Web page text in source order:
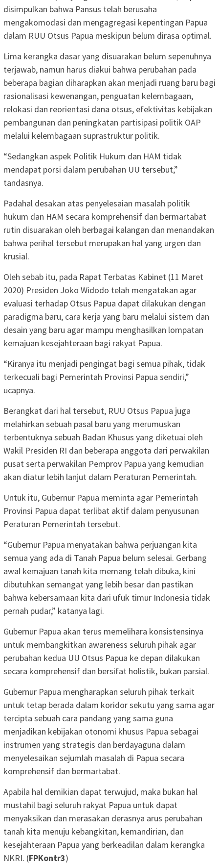
disimpulkan bahwa Pansus telah berusaha
mengakomodasi dan mengagregasi kepentingan Papua
dalam RUU Otsus Papua meskipun belum dirasa optimal.
Lima kerangka dasar yang disuarakan belum sepenuhnya
terjawab, namun harus diakui bahwa perubahan pada
beberapa bagian diharapkan akan menjadi ruang baru bagi
rasionalisasi kewenangan, penguatan kelembagaan,
relokasi dan reorientasi dana otsus, efektivitas kebijakan
pembangunan dan peningkatan partisipasi politik OAP
melalui kelembagaan suprastruktur politik.
“Sedangkan aspek Politik Hukum dan HAM tidak
mendapat porsi dalam perubahan UU tersebut,”
tandasnya.
Padahal desakan atas penyelesaian masalah politik
hukum dan HAM secara komprehensif dan bermartabat
rutin disuarakan oleh berbagai kalangan dan menandakan
bahwa perihal tersebut merupakan hal yang urgen dan
krusial.
Oleh sebab itu, pada Rapat Terbatas Kabinet (11 Maret
2020) Presiden Joko Widodo telah mengatakan agar
evaluasi terhadap Otsus Papua dapat dilakukan dengan
paradigma baru, cara kerja yang baru melalui sistem dan
desain yang baru agar mampu menghasilkan lompatan
kemajuan kesejahteraan bagi rakyat Papua.
“Kiranya itu menjadi pengingat bagi semua pihak, tidak
terkecuali bagi Pemerintah Provinsi Papua sendiri,”
ucapnya.
Berangkat dari hal tersebut, RUU Otsus Papua juga
melahirkan sebuah pasal baru yang merumuskan
terbentuknya sebuah Badan Khusus yang diketuai oleh
Wakil Presiden RI dan beberapa anggota dari perwakilan
pusat serta perwakilan Pemprov Papua yang kemudian
akan diatur lebih lanjut dalam Peraturan Pemerintah.
Untuk itu, Gubernur Papua meminta agar Pemerintah
Provinsi Papua dapat terlibat aktif dalam penyusunan
Peraturan Pemerintah tersebut.
“Gubernur Papua menyatakan bahwa perjuangan kita
semua yang ada di Tanah Papua belum selesai. Gerbang
awal kemajuan tanah kita memang telah dibuka, kini
dibutuhkan semangat yang lebih besar dan pastikan
bahwa kebersamaan kita dari ufuk timur Indonesia tidak
pernah pudar,” katanya lagi.
Gubernur Papua akan terus memelihara konsistensinya
untuk membangkitkan awareness seluruh pihak agar
perubahan kedua UU Otsus Papua ke depan dilakukan
secara komprehensif dan bersifat holistik, bukan parsial.
Gubernur Papua mengharapkan seluruh pihak terkait
untuk tetap berada dalam koridor sekutu yang sama agar
tercipta sebuah cara pandang yang sama guna
menjadikan kebijakan otonomi khusus Papua sebagai
instrumen yang strategis dan berdayaguna dalam
menyelesaikan sejumlah masalah di Papua secara
komprehensif dan bermartabat.
Apabila hal demikian dapat terwujud, maka bukan hal
mustahil bagi seluruh rakyat Papua untuk dapat
menyaksikan dan merasakan derasnya arus perubahan
tanah kita menuju kebangkitan, kemandirian, dan
kesejahteraan Papua yang berkeadilan dalam kerangka
NKRI. (FPKontr3)